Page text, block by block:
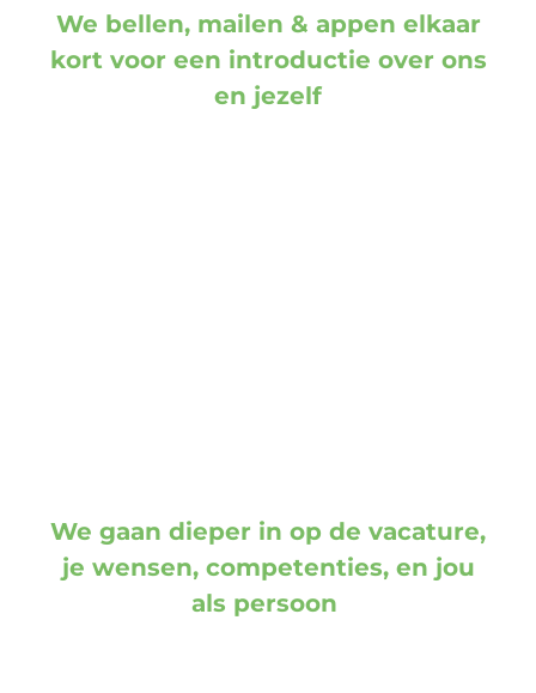
We bellen, mailen & appen elkaar
kort voor een introductie over ons
en jezelf
We gaan dieper in op de vacature,
je wensen, competenties, en jou
als persoon